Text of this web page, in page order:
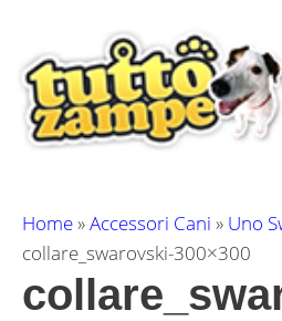
contenuto
Home»Accessori Cani » Uno
collare_swarovski-300×300